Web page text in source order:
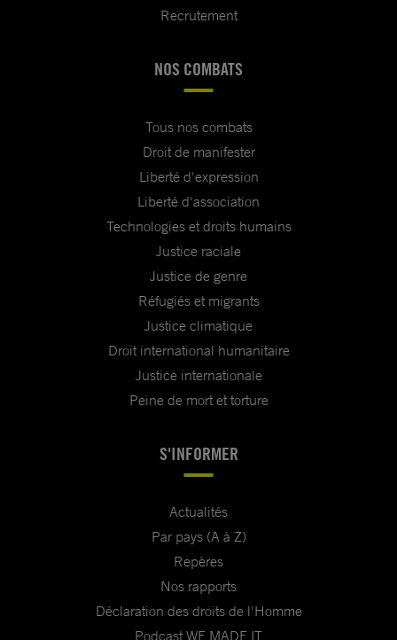
Recrutement
NOS COMBATS
Tous nos combats
Droit de manifester
Liberté d'expression
Liberté d'association
Technologies et droits humains
Justice raciale
Justice de genre
Réfugiés et migrants
Justice climatique
Droit international humanitaire
Justice internationale
Peine de mort et torture
S'INFORMER
Actualités
Par pays (A à Z)
Repères
Nos rapports
Déclaration des droits de l'Homme
Podcast WE MADE IT